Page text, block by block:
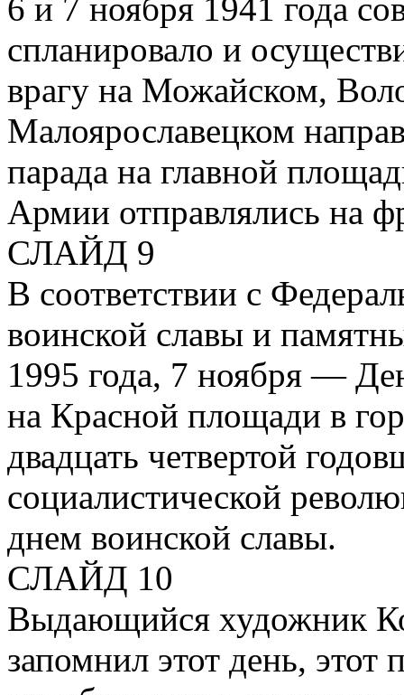
6 и 7 ноября 1941 года
спланировало и
врагу на Можайском,
Малоярославецком
парада на главной
Армии отправлялись на
СЛАЙД 9
В соответствии с
воинской славы и
1995 года, 7 ноября —
на Красной площади в
двадцать четвертой
социалистической
днем воинской славы.
СЛАЙД 10
Выдающийся художник
запомнил этот день, этот